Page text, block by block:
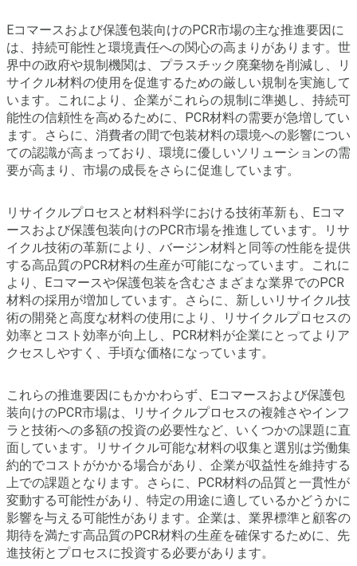
Eコマースおよび保護包装向けのPCR市場の主な推進要因に
は、持続可能性と環境責任への関心の高まりがあります。世
界中の政府や規制機関は、プラスチック廃棄物を削減し、リ
サイクル材料の使用を促進するための厳しい規制を実施して
います。これにより、企業がこれらの規制に準拠し、持続可
能性の信頼性を高めるために、PCR材料の需要が急増してい
ます。さらに、消費者の間で包装材料の環境への影響につい
ての認識が高まっており、環境に優しいソリューションの需
要が高まり、市場の成長をさらに促進しています。
リサイクルプロセスと材料科学における技術革新も、Eコマ
ースおよび保護包装向けのPCR市場を推進しています。リサ
イクル技術の革新により、バージン材料と同等の性能を提供
する高品質のPCR材料の生産が可能になっています。これに
より、Eコマースや保護包装を含むさまざまな業界でのPCR
材料の採用が増加しています。さらに、新しいリサイクル技
術の開発と高度な材料の使用により、リサイクルプロセスの
効率とコスト効率が向上し、PCR材料が企業にとってよりア
クセスしやすく、手頃な価格になっています。
これらの推進要因にもかかわらず、Eコマースおよび保護包
装向けのPCR市場は、リサイクルプロセスの複雑さやインフ
ラと技術への多額の投資の必要性など、いくつかの課題に直
面しています。リサイクル可能な材料の収集と選別は労働集
約的でコストがかかる場合があり、企業が収益性を維持する
上での課題となります。さらに、PCR材料の品質と一貫性が
変動する可能性があり、特定の用途に適しているかどうかに
影響を与える可能性があります。企業は、業界標準と顧客の
期待を満たす高品質のPCR材料の生産を確保するために、先
進技術とプロセスに投資する必要があります。